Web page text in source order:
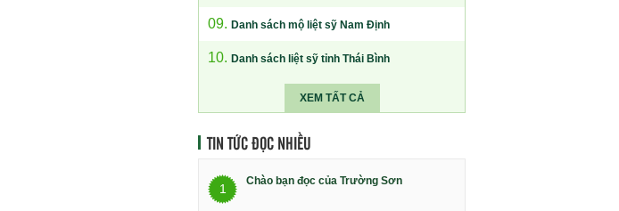
09. Danh sách mộ liệt sỹ Nam Định
10. Danh sách liệt sỹ tỉnh Thái Bình
XEM TẤT CẢ
TIN TỨC ĐỌC NHIỀU
1
Chào bạn đọc của Trường Sơn